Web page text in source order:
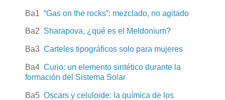
Ba1 “Gas on the rocks”: mezclado, no agitado
Ba2 Sharapova, ¿qué es el Meldonium?
Ba3 Carteles tipográficos solo para mujeres
Ba4 Curio: un elemento sintético durante la
formación del Sistema Solar
Ba5 Oscars y celuloide: la química de los